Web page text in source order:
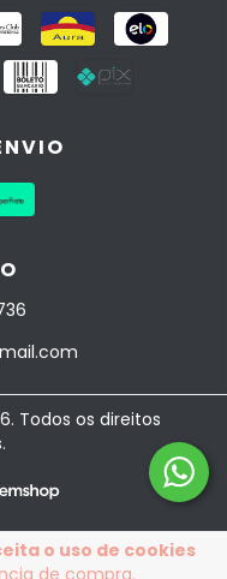
o uso de cookies
de compra.
Todos os direitos